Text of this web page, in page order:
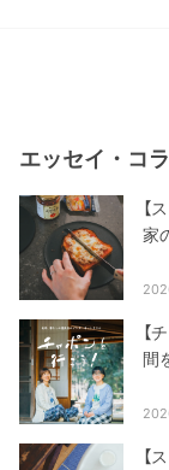
エッセイ・コ
【
家
【
間
【